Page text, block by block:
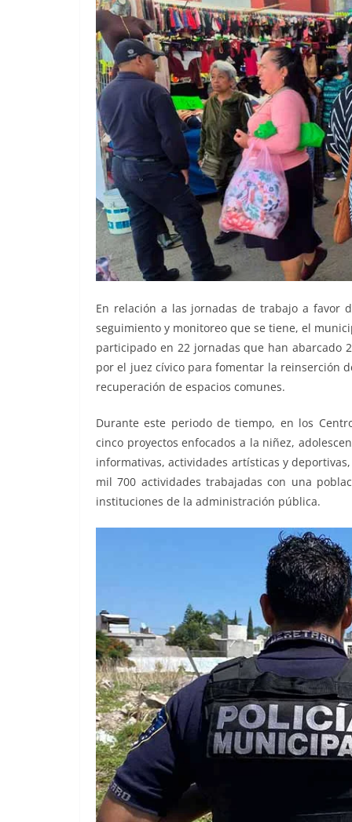
En relación a las jornadas de trabajo a favor
seguimiento y monitoreo que se tiene, el
participado en 22 jornadas que han abarcado
por el juez cívico para fomentar la reinserción
recuperación de espacios comunes.
Durante este periodo de tiempo, en los
cinco proyectos enfocados a la niñez,
informativas, actividades artísticas y
mil 700 actividades trabajadas con una
instituciones de la administración pública.